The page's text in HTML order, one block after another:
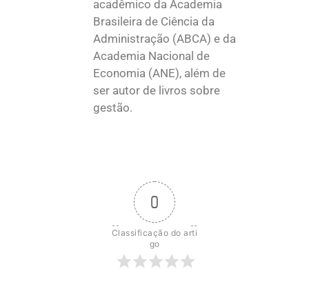
acadêmico da Academia
Brasileira de Ciência da
Administração (ABCA) e da
Academia Nacional de
Economia (ANE), além de
ser autor de livros sobre
gestão.
0
Classificação do arti
go